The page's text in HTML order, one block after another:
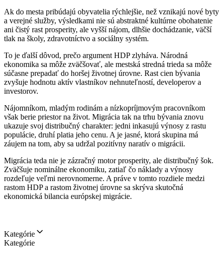
Ak do mesta pribúdajú obyvatelia rýchlejšie, než vznikajú nové byty
a verejné služby, výsledkami nie sú abstraktné kultúrne obohatenie
ani čistý rast prosperity, ale vyšší nájom, dlhšie dochádzanie, väčší
tlak na školy, zdravotníctvo a sociálny systém.
To je ďalší dôvod, prečo argument HDP zlyháva. Národná
ekonomika sa môže zväčšovať, ale mestská stredná trieda sa môže
súčasne prepadať do horšej životnej úrovne. Rast cien bývania
zvyšuje hodnotu aktív vlastníkov nehnuteľností, developerov a
investorov.
Nájomníkom, mladým rodinám a nízkopríjmovým pracovníkom
však berie priestor na život. Migrácia tak na trhu bývania znovu
ukazuje svoj distribučný charakter: jedni inkasujú výnosy z rastu
populácie, druhí platia jeho cenu. A je jasné, ktorá skupina má
záujem na tom, aby sa udržal pozitívny naratív o migrácii.
Migrácia teda nie je zázračný motor prosperity, ale distribučný šok.
Zväčšuje nominálne ekonomiku, zatiaľ čo náklady a výnosy
rozdeľuje veľmi nerovnomerne. A práve v tomto rozdiele medzi
rastom HDP a rastom životnej úrovne sa skrýva skutočná
ekonomická bilancia európskej migrácie.
Kategórie
Kategórie